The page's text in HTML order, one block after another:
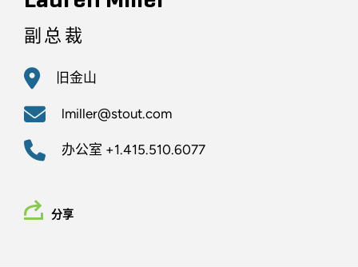
副总裁
旧金山
lmiller@stout.com
办公室 +1.415.510.6077
分享